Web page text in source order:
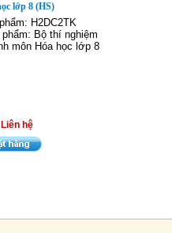
lớp 8 (HS)
H2DC2TK
Bộ thí nghiệm
môn Hóa học lớp 8
Liên hệ